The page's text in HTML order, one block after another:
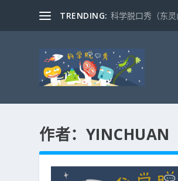
TRENDING: 科学脱口秀（东
作者： YINCHUAN